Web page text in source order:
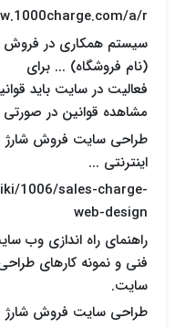
a/r
سیستم همکاری در فروش
(نام فروشگاه) ... برای
فعالیت در سایت باید
مشاهده قوانین در
طراحی سایت فروش شارژ
اینترنتی ...
1006/sales-charge-
web-design
راهنمای راه اندازی وب
فنی و نمونه کارهای
سایت.
طراحی سایت فروش